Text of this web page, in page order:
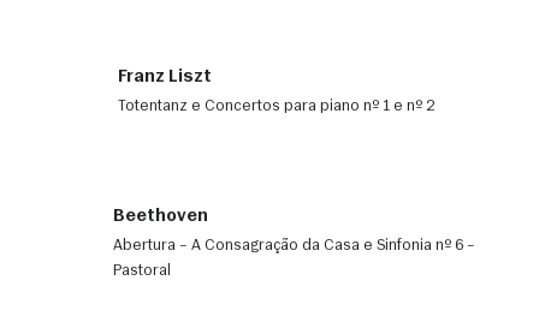
Franz Liszt
Totentanz e Concertos para piano nº 1 e nº 2
Beethoven
Abertura – A Consagração da Casa e Sinfonia nº 6 –
Pastoral